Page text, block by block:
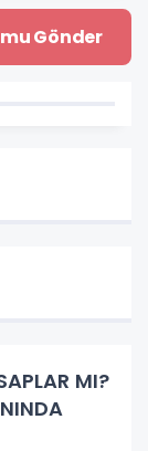
MI?